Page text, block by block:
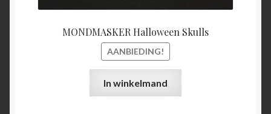
MONDMASKER Halloween Skulls
AANBIEDING!
In winkelmand